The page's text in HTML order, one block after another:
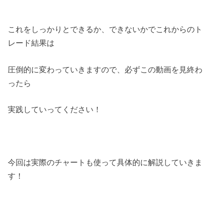
これをしっかりとできるか、できないかでこれからのト
レード結果は
圧倒的に変わっていきますので、必ずこの動画を見終わ
ったら
実践していってください！
今回は実際のチャートも使って具体的に解説していきま
す！